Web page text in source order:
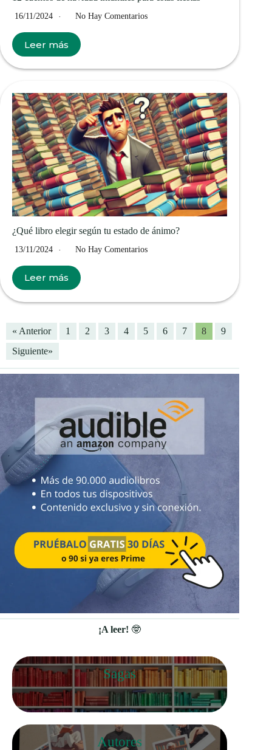
16/11/2024 No Hay Comentarios
Leer más
¿Qué libro elegir según tu estado de ánimo?
13/11/2024 No Hay Comentarios
Leer más
« Anterior 1 2 3 4 5 6 7 8
9
Siguiente»
¡A leer! 🤓
Sagas
Autores